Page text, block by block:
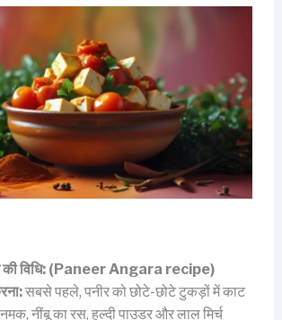
विधि: (Paneer Angara recipe)
सबसे पहले, पनीर को छोटे-छोटे टुकड़ों में काट
नींबू का रस, हल्दी पाउडर और लाल मिर्च